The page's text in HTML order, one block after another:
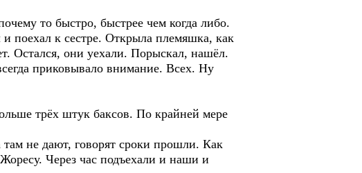
то быстро, быстрее чем когда либо.
поехал к сестре. Открыла племяшка, как
Остался, они уехали. Порыскал, нашёл.
приковывало внимание. Всех. Ну
трёх штук баксов. По крайней мере
не дают, говорят сроки прошли. Как
Через час подъехали и наши и